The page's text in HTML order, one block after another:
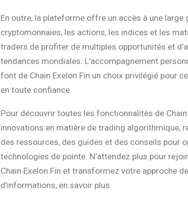
En outre, la plateforme offre un accès à une
cryptomonnaies, les actions, les indices et les
traders de profiter de multiples opportunités et
tendances mondiales. L’accompagnement
font de Chain Exelon Fin un choix privilégié pour
en toute confiance.
Pour découvrir toutes les fonctionnalités de
innovations en matière de trading algorithmique,
des ressources, des guides et des conseils pour
technologies de pointe. N’attendez plus pour
Chain Exelon Fin et transformez votre approche
d’informations, en savoir plus.